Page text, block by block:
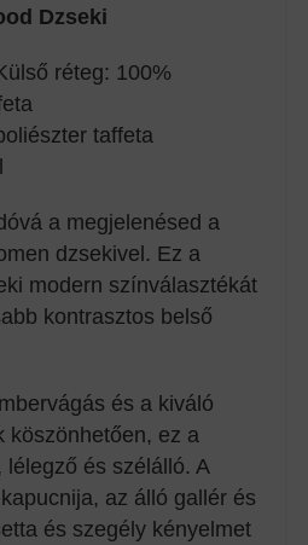
Dzseki
réteg: 100%
taffeta
a megjelenésed a
dzsekivel. Ez a
modern színválasztékát
kontrasztos belső
és a kiváló
köszönhetően, ez a
és szélálló. A
az álló gallér és
és szegély kényelmet